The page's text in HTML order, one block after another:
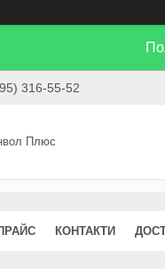
316-55-52
Плюс
КОНТАКТИ